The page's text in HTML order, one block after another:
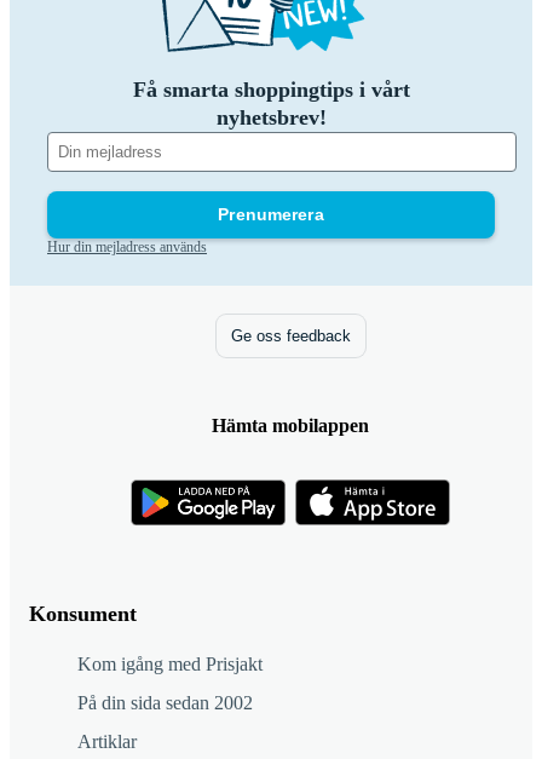
Få smarta shoppingtips i vårt
nyhetsbrev!
Prenumerera
Hur din mejladress används
Konsument
Kom igång med Prisjakt
På din sida sedan 2002
Artiklar
Ge oss feedback
Hämta mobilappen